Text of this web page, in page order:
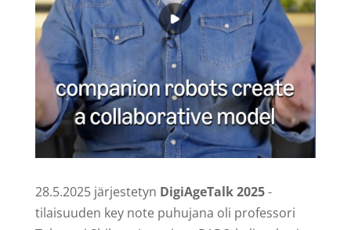
28.5.2025 järjestetyn DigiAgeTalk 2025-
tilaisuuden key note puhujana oli professori